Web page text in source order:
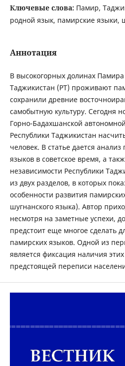
Ключевые слова: Памир,
родной язык, памирские языки,
Аннотация
В высокогорных долинах Памира
Таджикистан (РТ) проживают
сохранили древние
самобытную культуру. Сегодня
Горно-Бадахшанской
Республики Таджикистан
человек. В статье дается
языков в советское время, а
независимости Республики
из двух разделов, в которых
особенности развития
шугнанского языка). Автор
несмотря на заметные успехи,
предстоит еще многое сделать
памирских языков. Одной из
является фиксация наличия
предстоящей переписи